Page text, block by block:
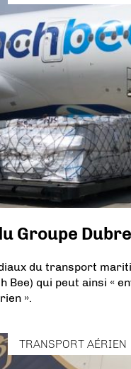
Groupe
du transport
Bee) qui peut ainsi «
».
TRANSPORT AÉRIEN